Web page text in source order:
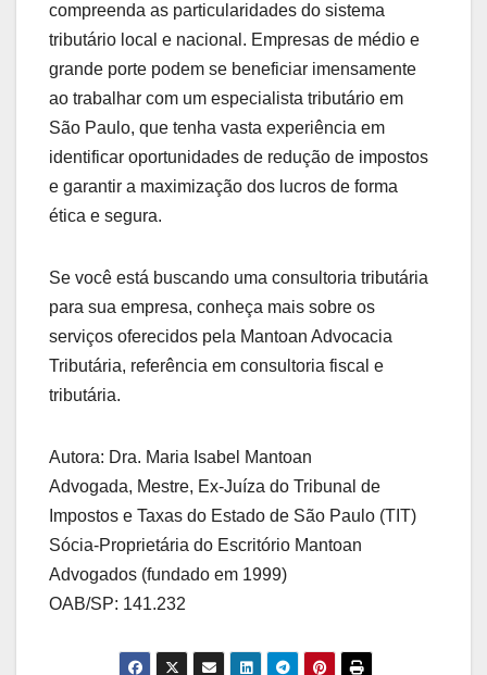
compreenda as particularidades do sistema
tributário local e nacional. Empresas de médio e
grande porte podem se beneficiar imensamente
ao trabalhar com um especialista tributário em
São Paulo, que tenha vasta experiência em
identificar oportunidades de redução de impostos
e garantir a maximização dos lucros de forma
ética e segura.
Se você está buscando uma consultoria tributária
para sua empresa, conheça mais sobre os
serviços oferecidos pela Mantoan Advocacia
Tributária, referência em consultoria fiscal e
tributária.
Autora: Dra. Maria Isabel Mantoan
Advogada, Mestre, Ex-Juíza do Tribunal de
Impostos e Taxas do Estado de São Paulo (TIT)
Sócia-Proprietária do Escritório Mantoan
Advogados (fundado em 1999)
OAB/SP: 141.232